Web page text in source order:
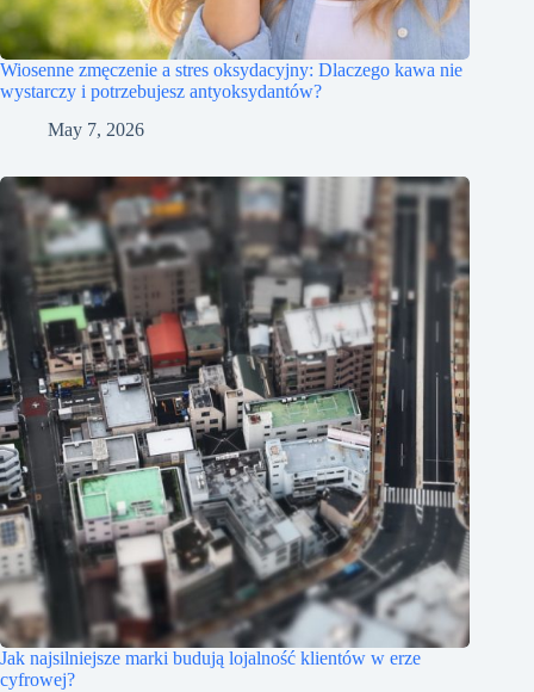
Wiosenne zmęczenie a stres oksydacyjny: Dlaczego kawa nie
wystarczy i potrzebujesz antyoksydantów?
May 7, 2026
Jak najsilniejsze marki budują lojalność klientów w erze
cyfrowej?